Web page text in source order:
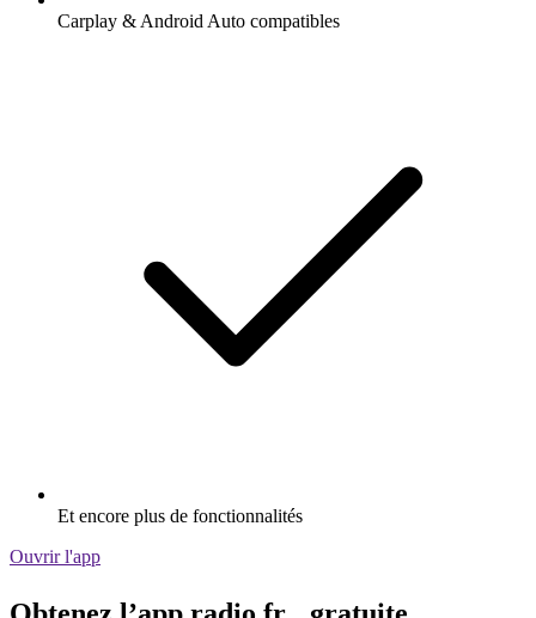
Carplay & Android Auto compatibles
Et encore plus de fonctionnalités
Ouvrir l'app